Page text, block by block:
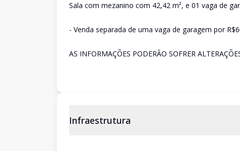
Sala com mezanino com 42,42 m², e 01 vaga de
- Venda separada de uma vaga de garagem por
AS INFORMAÇÕES PODERÃO SOFRER
Infraestrutura